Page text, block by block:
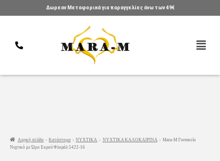
Δωρεαν Μεταφορικά για παραγγελίες άνω των 49€
Αρχική σελίδα Κατάστημα ΝΥΧΤΙΚΑ ΝΥΧΤΙΚΑ ΚΑΛΟΚΑΙΡΙΝΑ
Mara-M Γυναικείο
Νυχτικό με Ώμο Εκρού Φλοράλ 5422-16